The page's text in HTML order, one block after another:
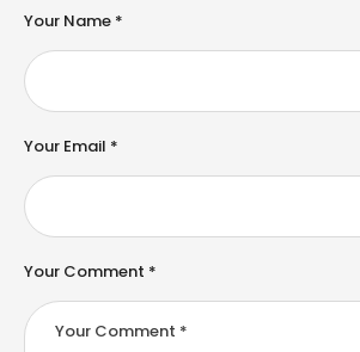
Your Comment *
Your Name *
Your Email *
e
n
a
ti
e